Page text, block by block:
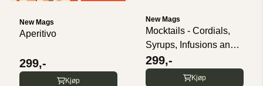
New Mags
Aperitivo
299,-
Kjøp
New Mags
Mocktails - Cordials,
Syrups, Infusions and
more
299,-
Kjøp